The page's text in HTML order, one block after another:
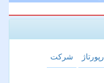
رپورتاژ شركت